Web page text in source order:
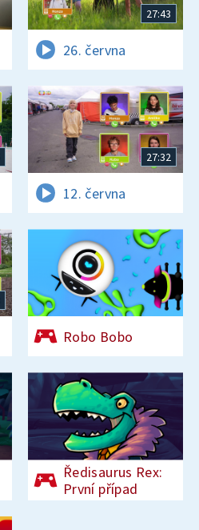
27:43
26. června
27:32
12. června
Robo Bobo
Ředisaurus Rex:
První případ